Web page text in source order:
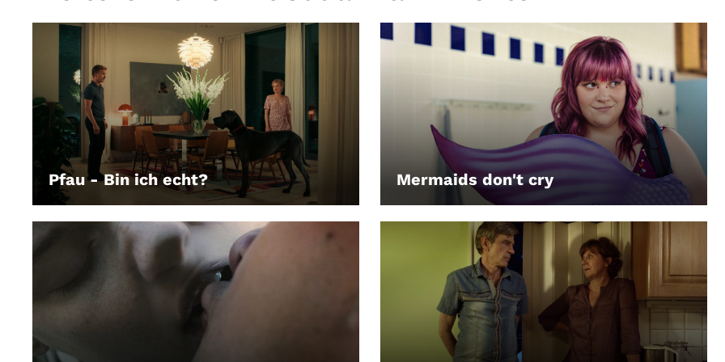
Pfau - Bin ich echt?
LEIHEN Mermaids don't cry
LEIHEN